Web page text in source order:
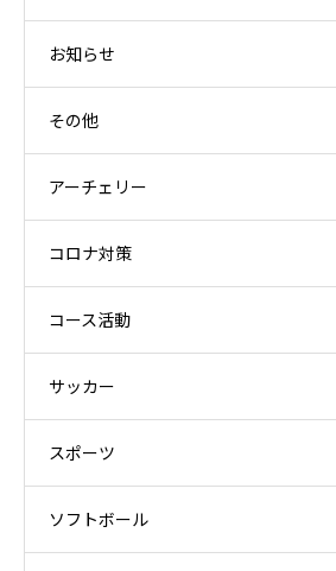
お知らせ
その他
アーチェリー
コロナ対策
コース活動
サッカー
スポーツ
ソフトボール